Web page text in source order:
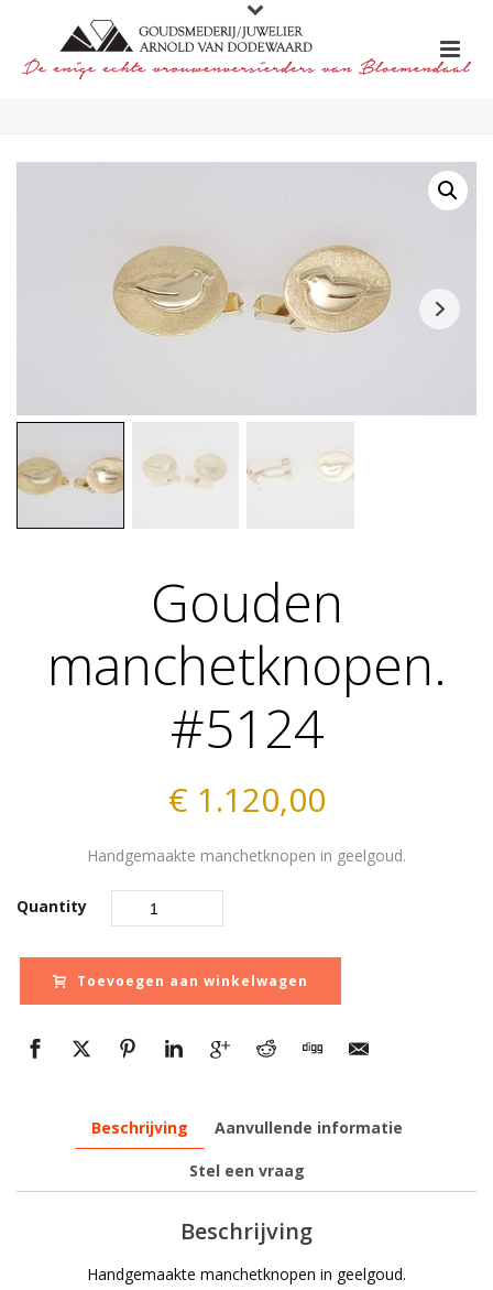
Gouden
manchetknopen.
#5124
€ 1.120,00
Handgemaakte manchetknopen in geelgoud.
Quantity
Toevoegen aan winkelwagen
Beschrijving Aanvullende informatie
Stel een vraag
Beschrijving
Handgemaakte manchetknopen in geelgoud.